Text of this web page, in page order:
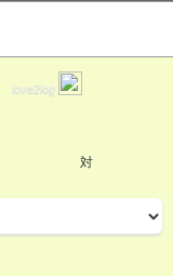
love2log
対